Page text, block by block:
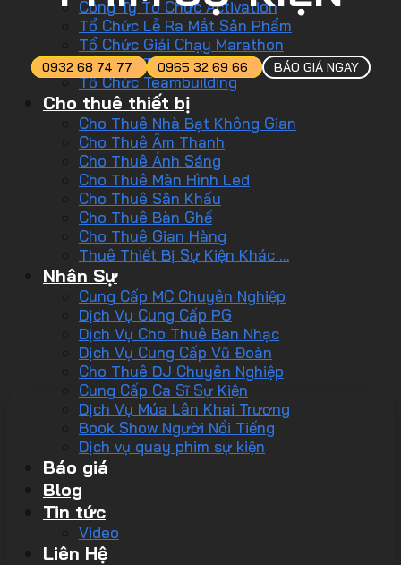
Công Ty Tổ Chức Activation
Tổ Chức Lễ Ra Mắt Sản Phẩm
Tổ Chức Giải Chạy Marathon
Tổ Chức Tiệc Tất Niên
Tổ Chức Teambuilding
Cho thuê thiết bị
Cho Thuê Nhà Bạt Không Gian
Cho Thuê Âm Thanh
Cho Thuê Ánh Sáng
Cho Thuê Màn Hình Led
Cho Thuê Sân Khấu
Cho Thuê Bàn Ghế
Cho Thuê Gian Hàng
Thuê Thiết Bị Sự Kiện Khác …
Nhân Sự
Cung Cấp MC Chuyên Nghiệp
Dịch Vụ Cung Cấp PG
Dịch Vụ Cho Thuê Ban Nhạc
Dịch Vụ Cung Cấp Vũ Đoàn
Cho Thuê DJ Chuyên Nghiệp
Cung Cấp Ca Sĩ Sự Kiện
Dịch Vụ Múa Lân Khai Trương
Book Show Người Nổi Tiếng
Dịch vụ quay phim sự kiện
Báo giá
Blog
Tin tức
Video
Liên Hệ
0932 68 74 77 0965 32 69 66 BÁO GIÁ NGAY